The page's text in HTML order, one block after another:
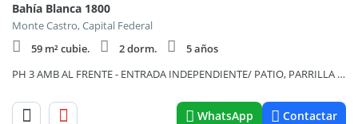
Bahía Blanca 1800
Monte Castro, Capital Federal
59 m² cubie.
2 dorm.
5 años
PH 3 AMB AL FRENTE - ENTRADA INDEPENDIENTE/ PATIO, PARRILLA Y LAVADERO.
WhatsApp Contactar